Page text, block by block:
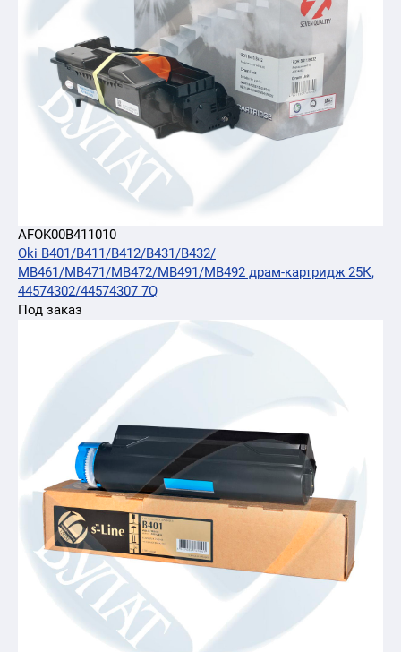
AFOK00B411010
Oki B401/B411/B412/B431/B432/
MB461/MB471/MB472/MB491/MB492 драм-картридж 25К,
44574302/44574307 7Q
Под заказ